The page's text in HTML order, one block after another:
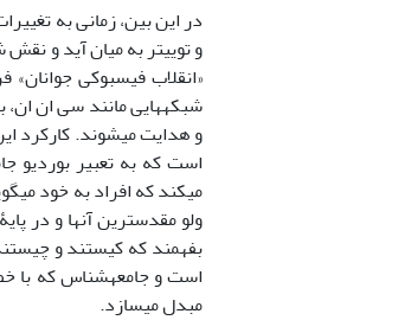
در این بین، زمانی به
و توییتر به میان آید و
«انقلاب فیس‏بوکی
شبکه‏ها‏یی مانند سی ان
و هدایت می‏شوند. کارکرد
است که به تعبیر بوردیو
می‏کند که افراد به خود
ولو مقدس‏ترین آن‏ها و در
است و جامعه‏شناس که با
مبدل می‏سازد.